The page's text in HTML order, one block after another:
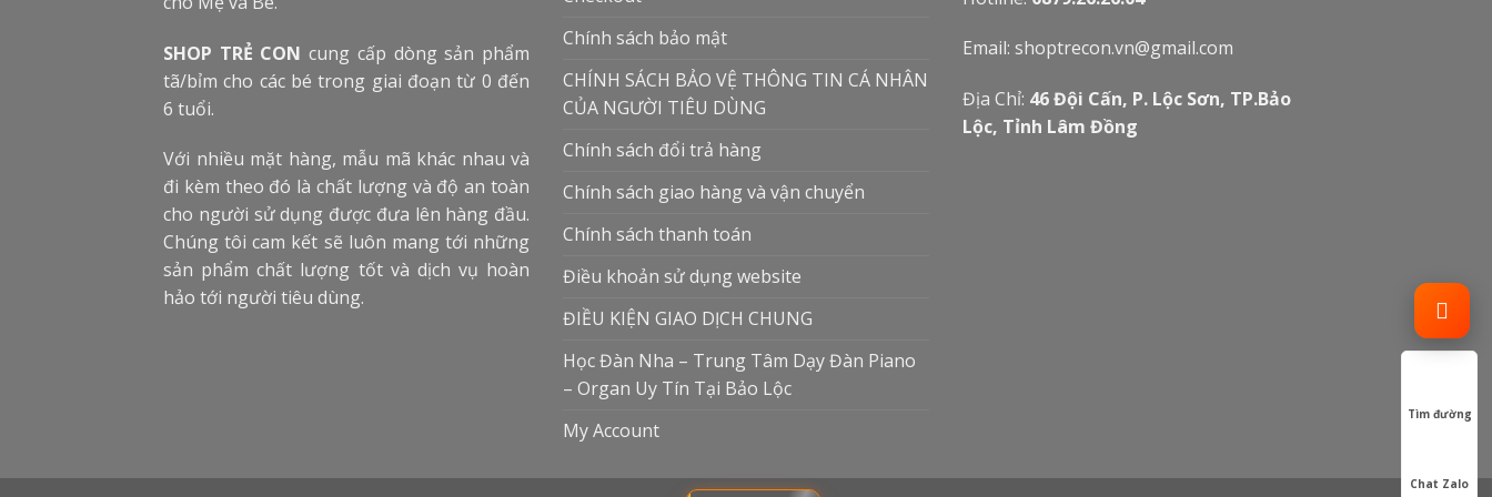
SHOP TRẺ CON cung cấp dòng sản phẩm
tã/bỉm cho các bé trong giai đoạn từ 0 đến
6 tuổi.
Với nhiều mặt hàng, mẫu mã khác nhau và
đi kèm theo đó là chất lượng và độ an toàn
cho người sử dụng được đưa lên hàng đầu.
Chúng tôi cam kết sẽ luôn mang tới những
sản phẩm chất lượng tốt và dịch vụ hoàn
hảo tới người tiêu dùng.
Chính sách bảo mật
CHÍNH SÁCH BẢO VỆ THÔNG TIN CÁ NHÂN
CỦA NGƯỜI TIÊU DÙNG
Chính sách đổi trả hàng
Chính sách giao hàng và vận chuyển
Chính sách thanh toán
Điều khoản sử dụng website
ĐIỀU KIỆN GIAO DỊCH CHUNG
Học Đàn Nha – Trung Tâm Dạy Đàn Piano
– Organ Uy Tín Tại Bảo Lộc
My Account
Email: shoptrecon.vn@gmail.com
Địa Chỉ: 46 Đội Cấn, P. Lộc Sơn, TP.Bảo
Lộc, Tỉnh Lâm Đồng
Tìm đường
Chat Zalo